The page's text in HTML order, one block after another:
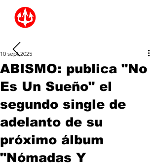
ABISMO: publica "No
Es Un Sueño" el
segundo single de
adelanto de su
próximo álbum
"Nómadas Y
10 sept 2025